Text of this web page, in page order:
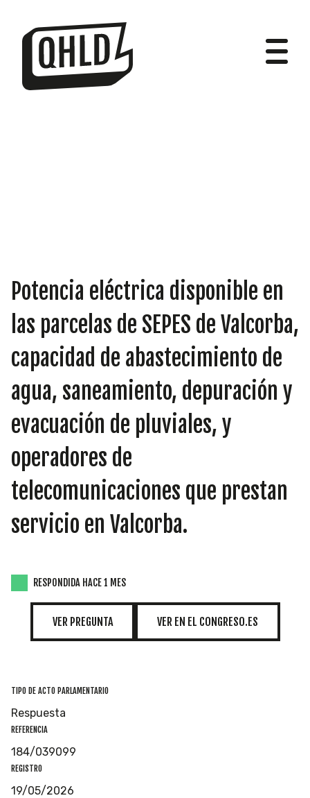
INICIATIVAS
TEMÁTICAS
Potencia eléctrica disponible en
las parcelas de SEPES de Valcorba,
capacidad de abastecimiento de
agua, saneamiento, depuración y
evacuación de pluviales, y
operadores de
telecomunicaciones que prestan
servicio en Valcorba.
RESPONDIDA HACE 1 MES
VER PREGUNTA VER EN EL CONGRESO.ES
TIPO DE ACTO PARLAMENTARIO
Respuesta
REFERENCIA
184/039099
REGISTRO
19/05/2026